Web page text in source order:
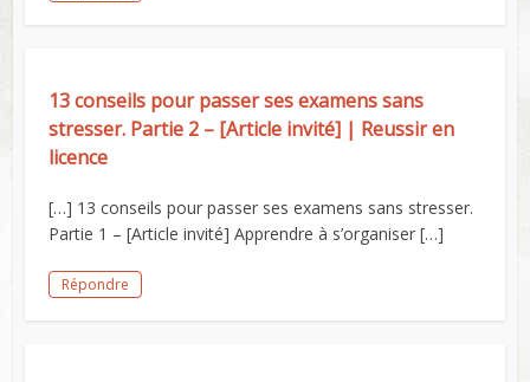
13 conseils pour passer ses examens sans
stresser. Partie 2 – [Article invité] | Reussir en
licence
[…] 13 conseils pour passer ses examens sans stresser.
Partie 1 – [Article invité] Apprendre à s’organiser […]
Répondre